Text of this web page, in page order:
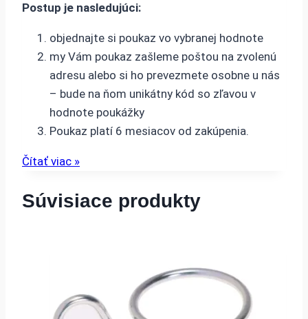
Postup je nasledujúci:
objednajte si poukaz vo vybranej hodnote
my Vám poukaz zašleme poštou na zvolenú
adresu alebo si ho prevezmete osobne u nás
– bude na ňom unikátny kód so zľavou v
hodnote poukážky
Poukaz platí 6 mesiacov od zakúpenia.
Čítať viac »
Súvisiace produkty